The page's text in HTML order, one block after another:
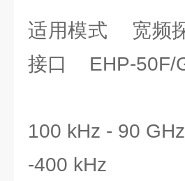
适用模式 宽
接口 EHP-
100 kHz -
-400 kHz